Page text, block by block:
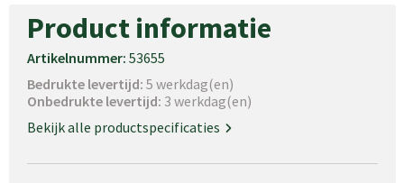
Waterbestendige tassen
Trolleys
Product informatie
Artikelnummer: 53655
Bedrukte levertijd: 5 werkdag(en)
Onbedrukte levertijd: 3 werkdag(en)
Bekijk alle productspecificaties